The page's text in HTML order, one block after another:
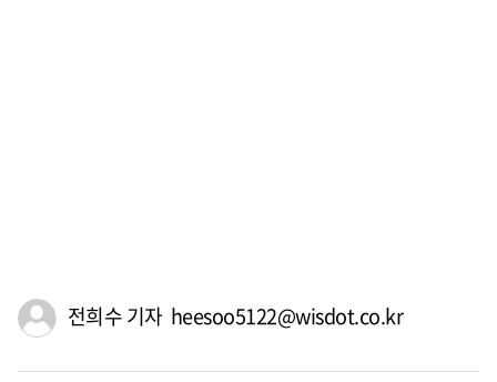
전희수 기자 heesoo5122@wisdot.co.kr